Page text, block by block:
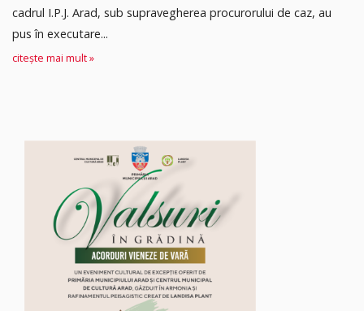
cadrul I.P.J. Arad, sub supravegherea procurorului de caz, au
pus în executare...
citește mai mult »